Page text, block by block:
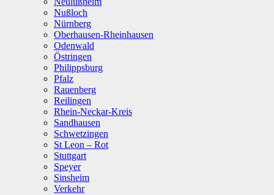
Nußloch
Nürnberg
Oberhausen-Rheinhausen
Odenwald
Östringen
Philippsburg
Pfalz
Rauenberg
Reilingen
Rhein-Neckar-Kreis
Sandhausen
Schwetzingen
St Leon – Rot
Stuttgart
Speyer
Sinsheim
Verkehr